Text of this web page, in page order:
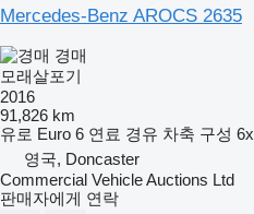
Mercedes-Benz AROCS 2635
경매
모래살포기
2016
91,826 km
유로 Euro 6 연료 경유 차축 구성
영국, Doncaster
Commercial Vehicle Auctions Ltd
판매자에게 연락